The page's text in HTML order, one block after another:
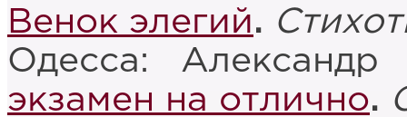
Венок элегий.
Одесса:
экзамен на отлично.